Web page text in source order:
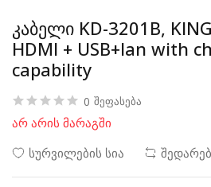
კაბელი KD-3201B,
HDMI + USB+lan with
capability
0 შეფასება
არ არის მარაგში
სურვილების სია